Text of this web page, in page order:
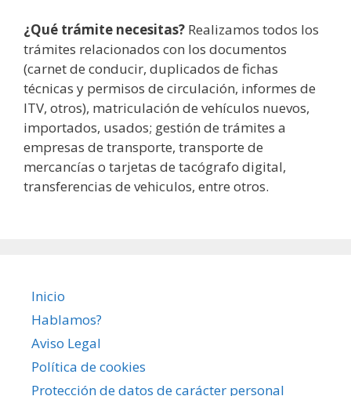
¿Qué trámite necesitas? Realizamos todos los
trámites relacionados con los documentos
(carnet de conducir, duplicados de fichas
técnicas y permisos de circulación, informes de
ITV, otros), matriculación de vehículos nuevos,
importados, usados; gestión de trámites a
empresas de transporte, transporte de
mercancías o tarjetas de tacógrafo digital,
transferencias de vehiculos, entre otros.
Inicio
Hablamos?
Aviso Legal
Política de cookies
Protección de datos de carácter personal